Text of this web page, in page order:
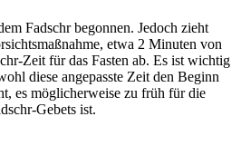
Fadschr begonnen. Jedoch zieht
etwa 2 Minuten von
Zeit für das Fasten ab. Es ist wichtig
diese angepasste Zeit den Beginn
es möglicherweise zu früh für die
Gebets ist.